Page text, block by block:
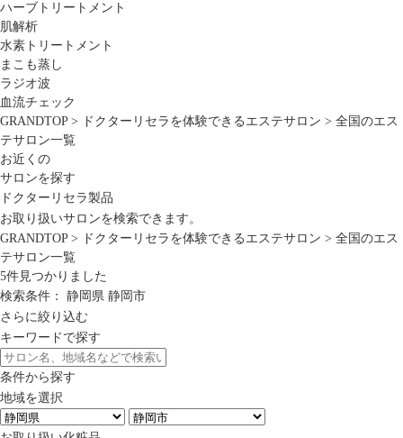
ハーブトリートメント
肌解析
水素トリートメント
まこも蒸し
ラジオ波
血流チェック
GRANDTOP> ドクターリセラを体験できるエステサロン > 全国のエス
テサロン一覧
お近くの
サロンを探す
ドクターリセラ製品
お取り扱いサロンを検索できます。
GRANDTOP> ドクターリセラを体験できるエステサロン > 全国のエス
テサロン一覧
5件見つかりました
検索条件：
静岡県 静岡市
さらに絞り込む
キーワードで探す
条件から探す
地域を選択